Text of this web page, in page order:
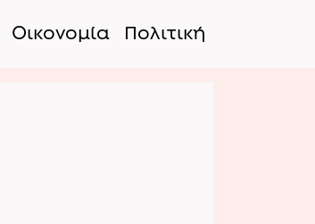
Οικονομία Πολιτική